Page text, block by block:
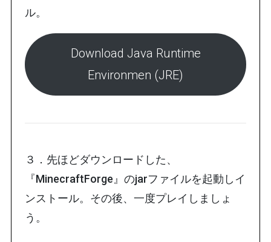
ル。
Download Java Runtime
Environmen (JRE)
３．先ほどダウンロードした、
『MinecraftForge』のjarファイルを起動しイ
ンストール。その後、一度プレイしましょ
う。